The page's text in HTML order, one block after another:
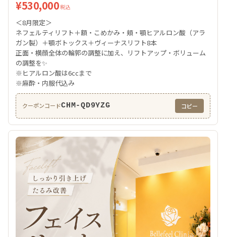
¥530,000税込
＜8月限定＞
ネフェルティリフト＋額・こめかみ・頬・顎ヒアルロン酸（アラ
ガン製）＋顎ボトックス＋ヴィーナスリフト8本
正面・横顔全体の輪郭の調整に加え、リフトアップ・ボリューム
の調整を✨
※ヒアルロン酸は6ccまで
※麻酔・内服代込み
クーポンコードCHM-QD9YZG コピー